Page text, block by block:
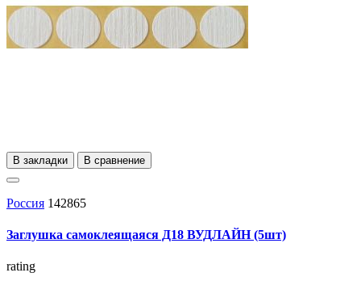
В закладки В сравнение
Россия 142865
Заглушка самоклеящаяся Д18 ВУДЛАЙН (5шт)
rating